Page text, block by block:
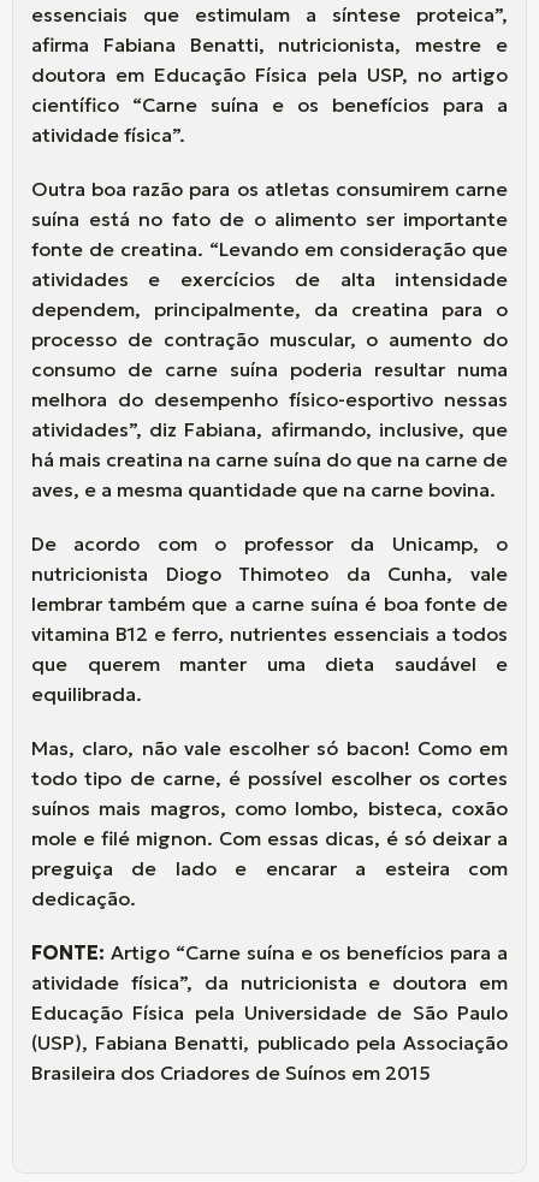
essenciais que estimulam a síntese proteica”,
afirma Fabiana Benatti, nutricionista, mestre e
doutora em Educação Física pela USP, no artigo
científico “Carne suína e os benefícios para a
atividade física”.
Outra boa razão para os atletas consumirem carne
suína está no fato de o alimento ser importante
fonte de creatina. “Levando em consideração que
atividades e exercícios de alta intensidade
dependem, principalmente, da creatina para o
processo de contração muscular, o aumento do
consumo de carne suína poderia resultar numa
melhora do desempenho físico-esportivo nessas
atividades”, diz Fabiana, afirmando, inclusive, que
há mais creatina na carne suína do que na carne de
aves, e a mesma quantidade que na carne bovina.
De acordo com o professor da Unicamp, o
nutricionista Diogo Thimoteo da Cunha, vale
lembrar também que a carne suína é boa fonte de
vitamina B12 e ferro, nutrientes essenciais a todos
que querem manter uma dieta saudável e
equilibrada.
Mas, claro, não vale escolher só bacon! Como em
todo tipo de carne, é possível escolher os cortes
suínos mais magros, como lombo, bisteca, coxão
mole e filé mignon. Com essas dicas, é só deixar a
preguiça de lado e encarar a esteira com
dedicação.
FONTE: Artigo “Carne suína e os benefícios para a
atividade física”, da nutricionista e doutora em
Educação Física pela Universidade de São Paulo
(USP), Fabiana Benatti, publicado pela Associação
Brasileira dos Criadores de Suínos em 2015